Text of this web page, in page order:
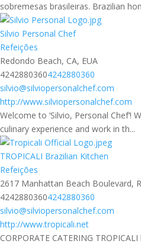
sobremesas brasileiras. Brazilian
Silvio Personal Chef
Refeições
Redondo Beach, CA, EUA
42428803604242880360
silvio@silviopersonalchef.com
http://www.silviopersonalchef.com
Welcome to ‘Silvio, Personal Chef’!
culinary experience and work in th...
TROPICALI Brazilian Kitchen
Refeições
2617 Manhattan Beach Boulevard,
42428803604242880360
silvio@silviopersonalchef.com
http://www.tropicali.net
CORPORATE CATERING